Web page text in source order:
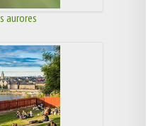
aurores